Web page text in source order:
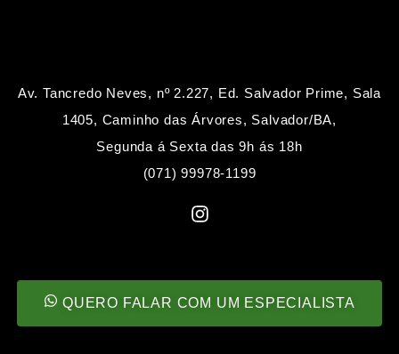
Av. Tancredo Neves, nº 2.227, Ed. Salvador Prime, Sala
1405, Caminho das Árvores, Salvador/BA,
Segunda á Sexta das 9h ás 18h
(071) 99978-1199
QUERO FALAR COM UM ESPECIALISTA